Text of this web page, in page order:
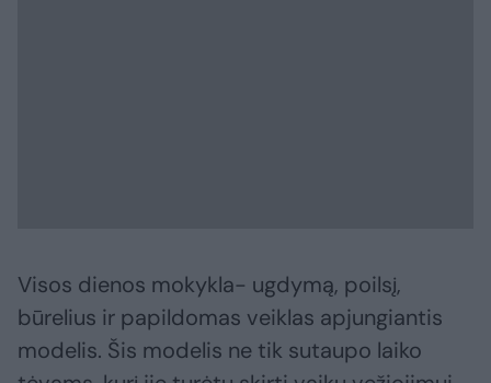
Visos dienos mokykla- ugdymą, poilsį,
būrelius ir papildomas veiklas apjungiantis
modelis. Šis modelis ne tik sutaupo laiko